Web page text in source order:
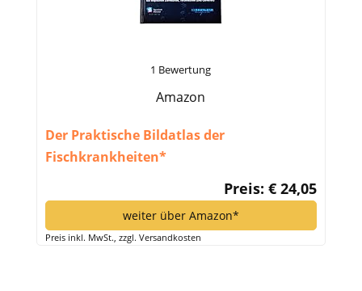
1 Bewertung
Amazon
Der Praktische Bildatlas der
Fischkrankheiten*
Preis: € 24,05
weiter über Amazon*
Preis inkl. MwSt., zzgl. Versandkosten